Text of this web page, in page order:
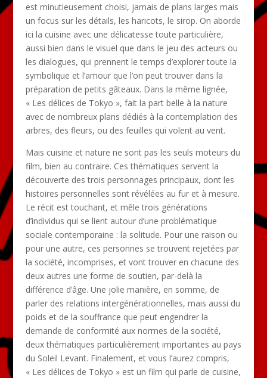
est minutieusement choisi, jamais de plans larges mais
un focus sur les détails, les haricots, le sirop. On aborde
ici la cuisine avec une délicatesse toute particulière,
aussi bien dans le visuel que dans le jeu des acteurs ou
les dialogues, qui prennent le temps d’explorer toute la
symbolique et l’amour que l’on peut trouver dans la
préparation de petits gâteaux. Dans la même lignée,
« Les délices de Tokyo », fait la part belle à la nature
avec de nombreux plans dédiés à la contemplation des
arbres, des fleurs, ou des feuilles qui volent au vent.
Mais cuisine et nature ne sont pas les seuls moteurs du
film, bien au contraire. Ces thématiques servent la
découverte des trois personnages principaux, dont les
histoires personnelles sont révélées au fur et à mesure.
Le récit est touchant, et mêle trois générations
d’individus qui se lient autour d’une problématique
sociale contemporaine : la solitude. Pour une raison ou
pour une autre, ces personnes se trouvent rejetées par
la société, incomprises, et vont trouver en chacune des
deux autres une forme de soutien, par-delà la
différence d’âge. Une jolie manière, en somme, de
parler des relations intergénérationnelles, mais aussi du
poids et de la souffrance que peut engendrer la
demande de conformité aux normes de la société,
deux thématiques particulièrement importantes au pays
du Soleil Levant. Finalement, et vous l’aurez compris,
« Les délices de Tokyo » est un film qui parle de cuisine,